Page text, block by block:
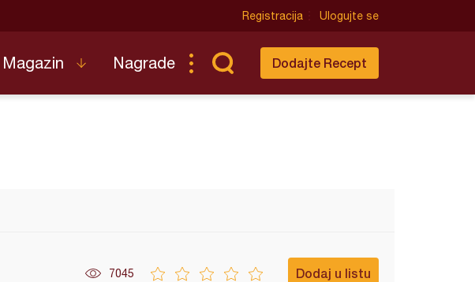
Registracija Ulogujte se
Magazin Nagrade Dodajte Recept
7045 Dodaj u listu